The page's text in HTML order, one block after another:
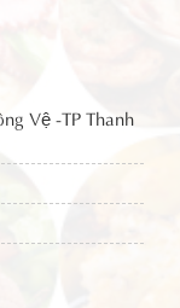
Vệ -TP Thanh